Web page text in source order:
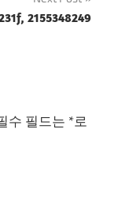
2155348249
수 필드는 *로